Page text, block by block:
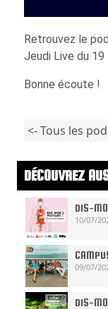
Retrouvez le
Jeudi Live du
Bonne écoute !
<- Tous les
DÉCOUVREZ
DIS-
10/07/
09/07/
DIS-